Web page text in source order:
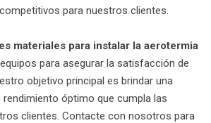
para nuestros clientes.
materiales para instalar la aerotermia
para asegurar la satisfacción de
objetivo principal es brindar una
óptimo que cumpla las
clientes. Contacte con nosotros para